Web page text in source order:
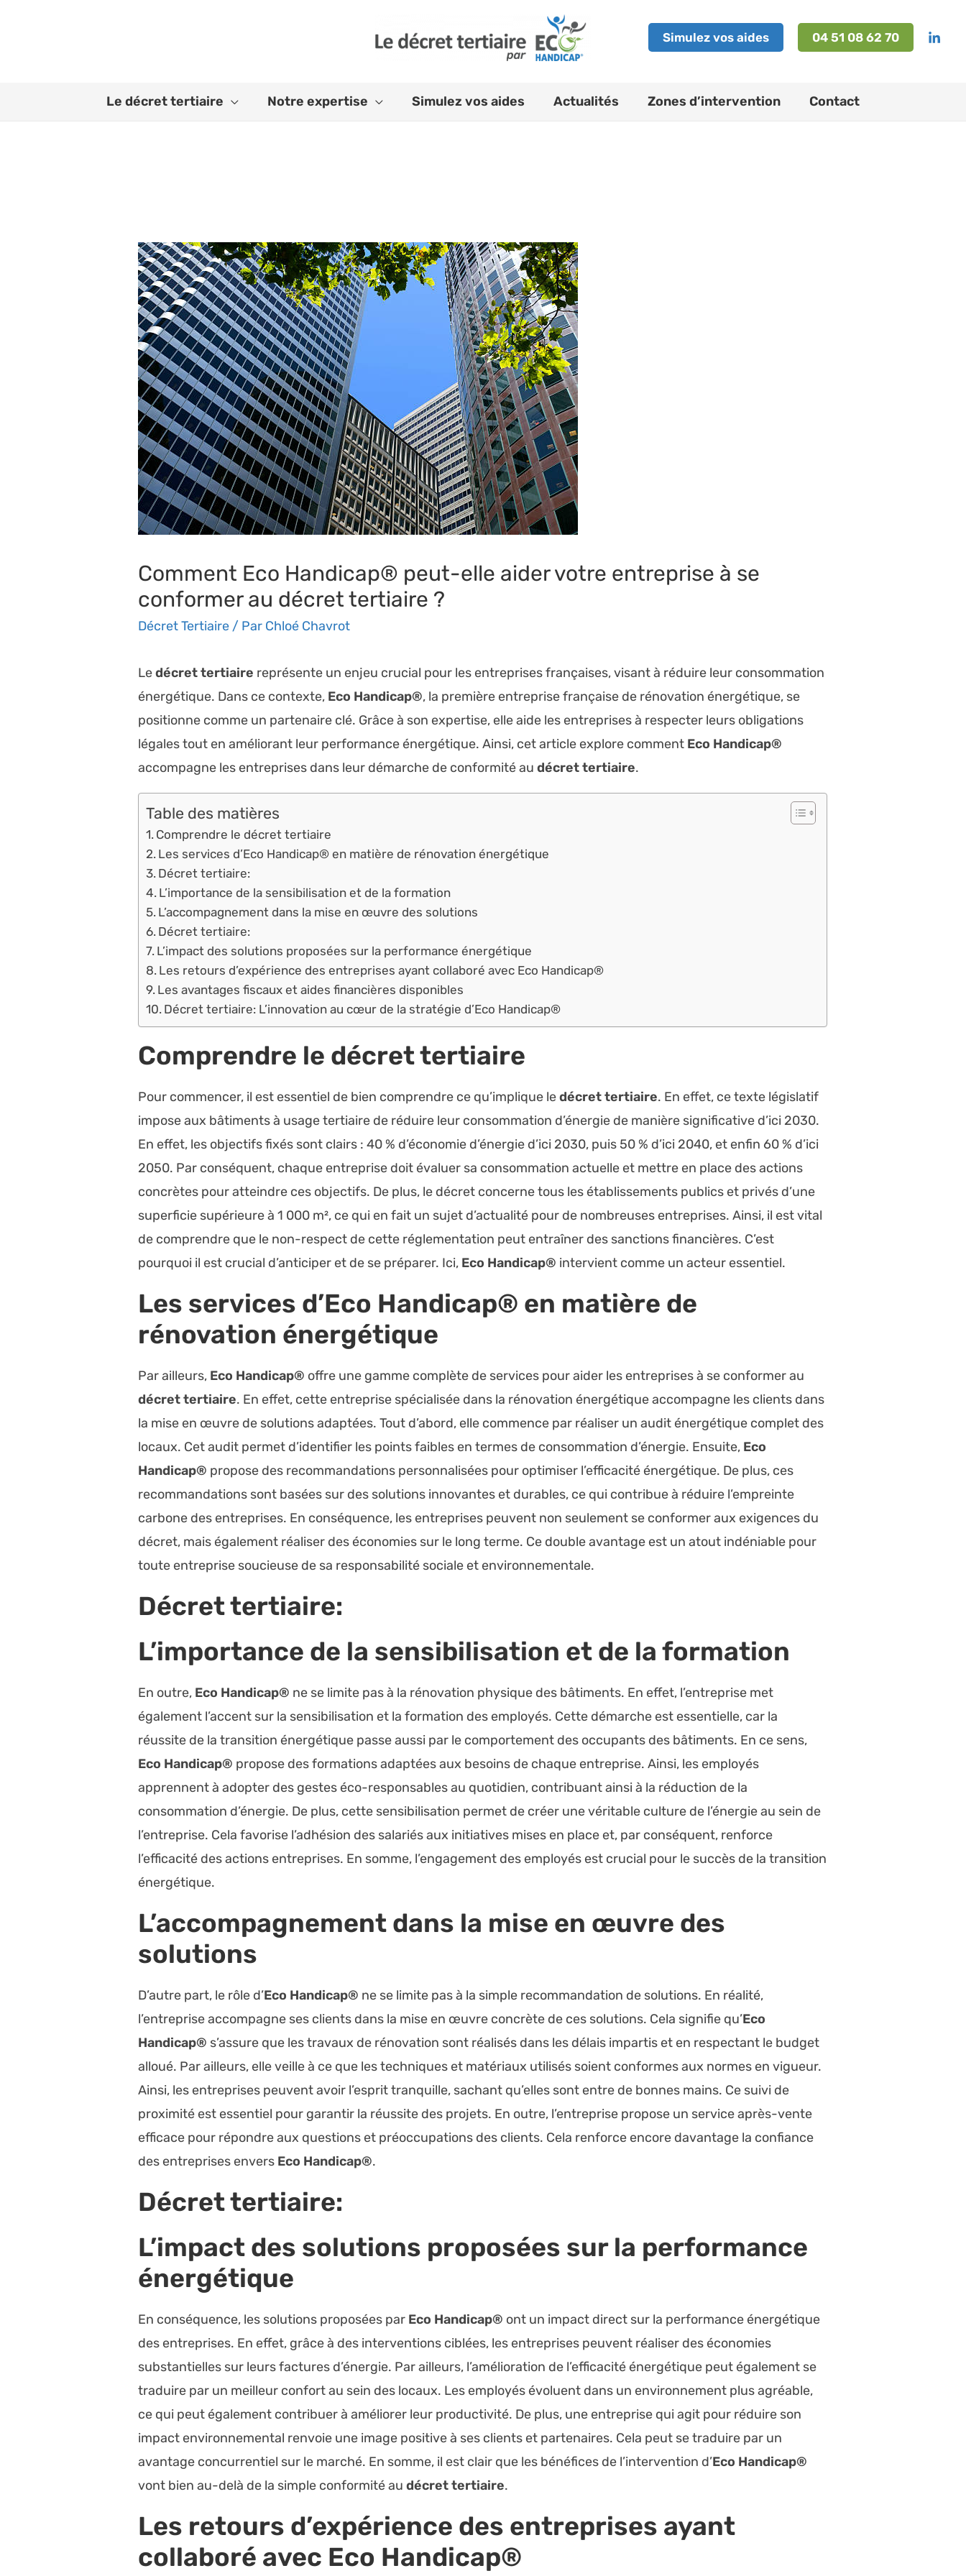
Simulez vos aides 04 51 08 62 70
Le décret tertiaire Notre expertise Simulez vos aides Actualités Zones d’intervention Contact
Comment Eco Handicap® peut-elle aider votre entreprise à se
conformer au décret tertiaire ?
Décret Tertiaire / Par Chloé Chavrot
Ledécret tertiaire représente un enjeu crucial pour les entreprises françaises, visant à réduire leur consommation
énergétique. Dans ce contexte, Eco Handicap®, la première entreprise française de rénovation énergétique, se
positionne comme un partenaire clé. Grâce à son expertise, elle aide les entreprises à respecter leurs obligations
légales tout en améliorant leur performance énergétique. Ainsi, cet article explore comment Eco Handicap®
accompagne les entreprises dans leur démarche de conformité audécret tertiaire.
Table des matières
Comprendre le décret tertiaire
Les services d’Eco Handicap® en matière de rénovation énergétique
Décret tertiaire:
L’importance de la sensibilisation et de la formation
L’accompagnement dans la mise en œuvre des solutions
Décret tertiaire:
L’impact des solutions proposées sur la performance énergétique
Les retours d’expérience des entreprises ayant collaboré avec Eco Handicap®
Les avantages fiscaux et aides financières disponibles
Décret tertiaire: L’innovation au cœur de la stratégie d’Eco Handicap®
Comprendre le décret tertiaire
Pour commencer, il est essentiel de bien comprendre ce qu’implique ledécret tertiaire. En effet, ce texte législatif
impose aux bâtiments à usage tertiaire de réduire leur consommation d’énergie de manière significative d’ici 2030.
En effet, les objectifs fixés sont clairs : 40 % d’économie d’énergie d’ici 2030, puis 50 % d’ici 2040, et enfin 60 % d’ici
2050. Par conséquent, chaque entreprise doit évaluer sa consommation actuelle et mettre en place des actions
concrètes pour atteindre ces objectifs. De plus, le décret concerne tous les établissements publics et privés d’une
superficie supérieure à 1 000 m², ce qui en fait un sujet d’actualité pour de nombreuses entreprises. Ainsi, il est vital
de comprendre que le non-respect de cette réglementation peut entraîner des sanctions financières. C’est
pourquoi il est crucial d’anticiper et de se préparer. Ici, Eco Handicap® intervient comme un acteur essentiel.
Les services d’Eco Handicap® en matière de
rénovation énergétique
Par ailleurs, Eco Handicap® offre une gamme complète de services pour aider les entreprises à se conformer au
décret tertiaire. En effet, cette entreprise spécialisée dans la rénovation énergétique accompagne les clients dans
la mise en œuvre de solutions adaptées. Tout d’abord, elle commence par réaliser un audit énergétique complet des
locaux. Cet audit permet d’identifier les points faibles en termes de consommation d’énergie. Ensuite, Eco
Handicap® propose des recommandations personnalisées pour optimiser l’efficacité énergétique. De plus, ces
recommandations sont basées sur des solutions innovantes et durables, ce qui contribue à réduire l’empreinte
carbone des entreprises. En conséquence, les entreprises peuvent non seulement se conformer aux exigences du
décret, mais également réaliser des économies sur le long terme. Ce double avantage est un atout indéniable pour
toute entreprise soucieuse de sa responsabilité sociale et environnementale.
Décret tertiaire:
L’importance de la sensibilisation et de la formation
En outre, Eco Handicap® ne se limite pas à la rénovation physique des bâtiments. En effet, l’entreprise met
également l’accent sur la sensibilisation et la formation des employés. Cette démarche est essentielle, car la
réussite de la transition énergétique passe aussi par le comportement des occupants des bâtiments. En ce sens,
Eco Handicap® propose des formations adaptées aux besoins de chaque entreprise. Ainsi, les employés
apprennent à adopter des gestes éco-responsables au quotidien, contribuant ainsi à la réduction de la
consommation d’énergie. De plus, cette sensibilisation permet de créer une véritable culture de l’énergie au sein de
l’entreprise. Cela favorise l’adhésion des salariés aux initiatives mises en place et, par conséquent, renforce
l’efficacité des actions entreprises. En somme, l’engagement des employés est crucial pour le succès de la transition
énergétique.
L’accompagnement dans la mise en œuvre des
solutions
D’autre part, le rôle d’Eco Handicap® ne se limite pas à la simple recommandation de solutions. En réalité,
l’entreprise accompagne ses clients dans la mise en œuvre concrète de ces solutions. Cela signifie qu’Eco
Handicap® s’assure que les travaux de rénovation sont réalisés dans les délais impartis et en respectant le budget
alloué. Par ailleurs, elle veille à ce que les techniques et matériaux utilisés soient conformes aux normes en vigueur.
Ainsi, les entreprises peuvent avoir l’esprit tranquille, sachant qu’elles sont entre de bonnes mains. Ce suivi de
proximité est essentiel pour garantir la réussite des projets. En outre, l’entreprise propose un service après-vente
efficace pour répondre aux questions et préoccupations des clients. Cela renforce encore davantage la confiance
des entreprises envers Eco Handicap®.
Décret tertiaire:
L’impact des solutions proposées sur la performance
énergétique
En conséquence, les solutions proposées par Eco Handicap® ont un impact direct sur la performance énergétique
des entreprises. En effet, grâce à des interventions ciblées, les entreprises peuvent réaliser des économies
substantielles sur leurs factures d’énergie. Par ailleurs, l’amélioration de l’efficacité énergétique peut également se
traduire par un meilleur confort au sein des locaux. Les employés évoluent dans un environnement plus agréable,
ce qui peut également contribuer à améliorer leur productivité. De plus, une entreprise qui agit pour réduire son
impact environnemental renvoie une image positive à ses clients et partenaires. Cela peut se traduire par un
avantage concurrentiel sur le marché. En somme, il est clair que les bénéfices de l’intervention d’Eco Handicap®
vont bien au-delà de la simple conformité audécret tertiaire.
Les retours d’expérience des entreprises ayant
collaboré avec Eco Handicap®